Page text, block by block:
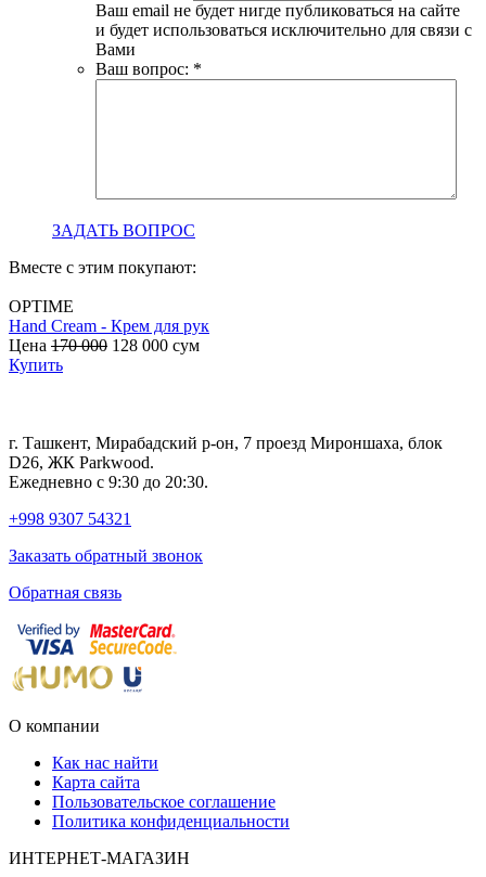
Ваш email не будет нигде публиковаться на сайте
и будет использоваться исключительно для связи с
Вами
Ваш вопрос: *
ЗАДАТЬ ВОПРОС
Вместе с этим покупают:
OPTIME
Hand Cream - Крем для рук
Цена 170 000 128 000 сум
Купить
г. Ташкент, Мирабадский р-он, 7 проезд Мироншаха, блок
D26, ЖК Раrkwood.
Ежедневно с 9:30 до 20:30.
+998 9307 54321
Заказать обратный звонок
Обратная связь
О компании
Как нас найти
Карта сайта
Пользовательское соглашение
Политика конфиденциальности
ИНТЕРНЕТ-МАГАЗИН